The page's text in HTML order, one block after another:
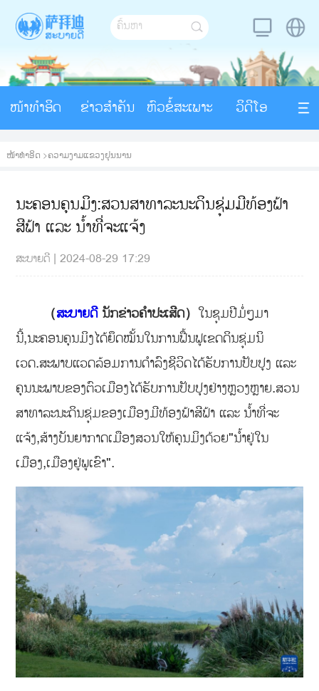
ໜ້າທຳອິດ ຂ່າວສຳຄັນ ຫົວຂໍ້ສະເພາະ ວິດີໂອ
ໜ້າທຳອິດ >ຄວາມງາມແຂວງຢຸນນານ
ນະຄອນຄຸນມິງ:ສວນສາທາລະນະດິນຊຸ່ມມີທ້ອງຟ້າ
ສີຟ້າ ແລະ ນ້ຳທີ່ຈະແຈ້ງ
ສະບາຍດີ |2024-08-29 17:29
（ສະບາຍດີ ນັກຂ່າວຄຳປະເສີດ） ໃນຊຸມປີມໍ່ໆມາ
ນີ້,ນະຄອນຄຸນມິງໄດ້ຍຶດໝັ້ນໃນການຟື້ນຟູເຂດດິນຊຸ່ມນິ
ເວດ.ສະພາບແວດລ້ອມການດຳລົງຊີວິດໄດ້ຮັບການປັບປຸງ ແລະ
ຄຸນນະພາບຂອງຕົວເມືອງໄດ້ຮັບການປັບປຸງຢ່າງຫຼວງຫຼາຍ.ສວນ
ສາທາລະນະດິນຊຸ່ມຂອງເມືອງມີທ້ອງຟ້າສີຟ້າ ແລະ ນ້ຳທີ່ຈະ
ແຈ້ງ,ສ້າງບັນຍາກາດເມືອງສວນໃຫ້ຄຸນມິງດ້ວຍ"ນ້ຳຢູ່ໃນ
ເມືອງ,ເມືອງຢູ່ພູເຂົາ".